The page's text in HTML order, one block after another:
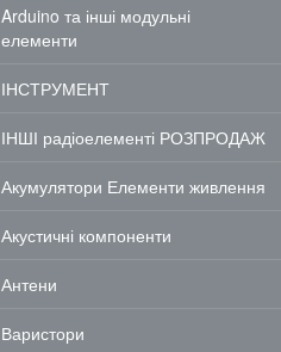
Arduino та інші модульні
елементи
ІНСТРУМЕНТ
ІНШІ радіоелементі РОЗПРОДАЖ
Акумулятори Елементи живлення
Акустичні компоненти
Антени
Варистори